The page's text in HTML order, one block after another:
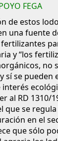
FEGA
de estos
una fuente
y “los
no
sí se pueden
al RD 1310/
que se
en el
que sólo